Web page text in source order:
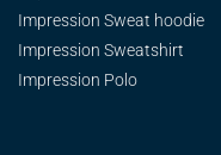
Impression Sweat hoodie
Impression Sweatshirt
Impression Polo